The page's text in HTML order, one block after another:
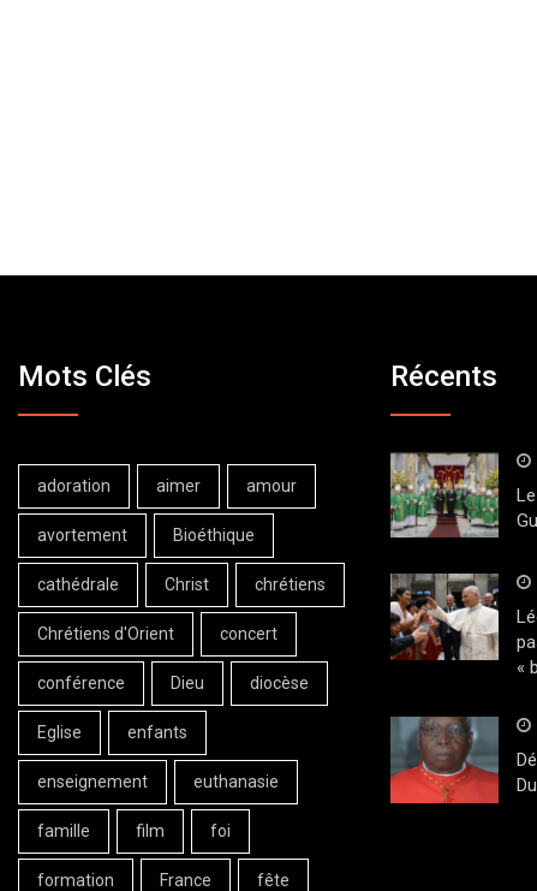
Mots Clés
adoration aimer amour
avortement Bioéthique
cathédrale Christ chrétiens
Chrétiens d'Orient concert
conférence Dieu diocèse
Eglise enfants
enseignement euthanasie
famille film foi
formation France fête
Récents
«